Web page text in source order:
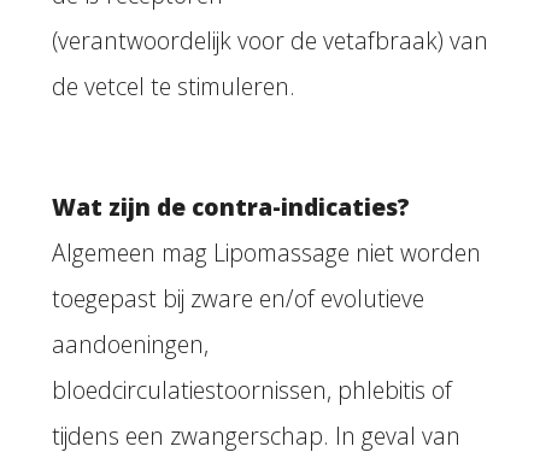
(verantwoordelijk voor de vetafbraak) van
de vetcel te stimuleren.
Wat zijn de contra-indicaties?
Algemeen mag Lipomassage niet worden
toegepast bij zware en/of evolutieve
aandoeningen,
bloedcirculatiestoornissen, phlebitis of
tijdens een zwangerschap. In geval van